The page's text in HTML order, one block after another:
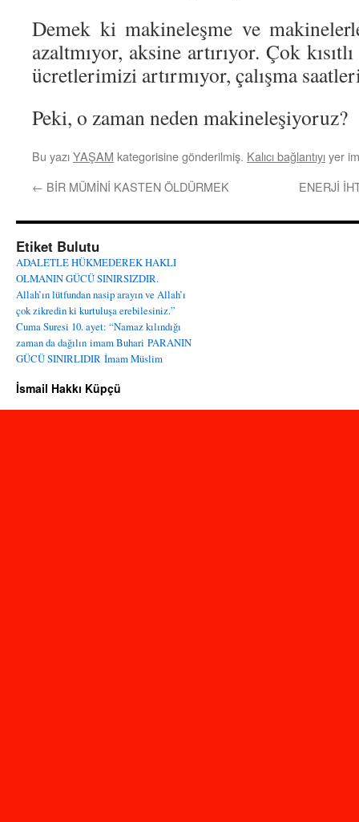
Demek ki makineleşme ve
azaltmıyor, aksine artırıyor. Çok
ücretlerimizi artırmıyor, çalışma
Peki, o zaman neden makineleşiyoruz?
Bu yazıYAŞAM kategorisine gönderilmiş. Kalıcı bağlantıyıyer
← BİR MÜMİNİ KASTEN ÖLDÜRMEK ENERJİ
Etiket Bulutu
ADALETLE HÜKMEDEREK HAKLI
OLMANIN GÜCÜ SINIRSIZDIR.
Allah’ın lütfundan nasip arayın ve Allah’ı
çok zikredin ki kurtuluşa erebilesiniz.”
Cuma Suresi 10. ayet: “Namaz kılındığı
zaman da dağılın imam Buhari PARANIN
GÜCÜ SINIRLIDIR İmam Müslim
İsmail Hakkı Küpçü